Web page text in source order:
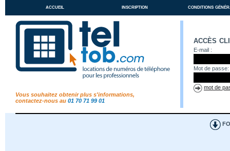
accueil inscription conditions
Vous souhaitez obtenir plus s'informations,
contactez-nous au 01 70 71 99 01
accès
E-mail :
Mot de passe:
mot de